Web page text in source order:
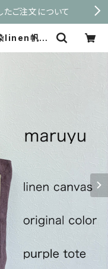
ご注文について
linen帆布